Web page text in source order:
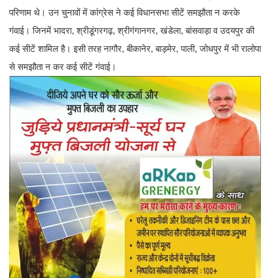
परिणाम थे। उन चुनावों में कांग्रेस ने कई विधानसभा सीटें समझौता न करके
गंवाई। जिनमें भादरा, श्रीडूंगरगढ़, श्रीगंगानगर, खंडेला, बांसवाड़ा व उदयपुर की
कई सीटें शामिल है। इसी तरह नागौर, बीकानेर, बाड़मेर, पाली, जोधपुर में भी रालोपा
से समझौता न कर कई सीटें गंवाई।